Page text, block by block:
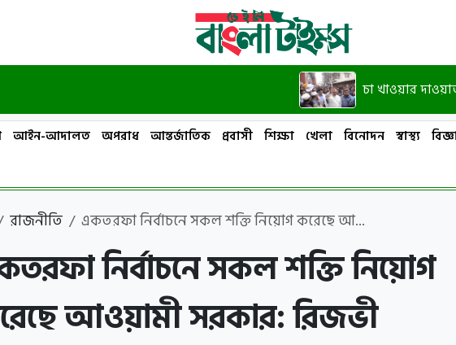
চা খাওয়ার দাওয়াত
আইন-আদালত অপরাধ আন্তর্জাতিক প্রবাসী শিক্ষা খেলা বিনোদন স্বাস্থ্য
রাজনীতি একতরফা নির্বাচনে সকল শক্তি নিয়োগ করেছে আ...
নির্বাচনে সকল শক্তি নিয়োগ
আওয়ামী সরকার: রিজভী